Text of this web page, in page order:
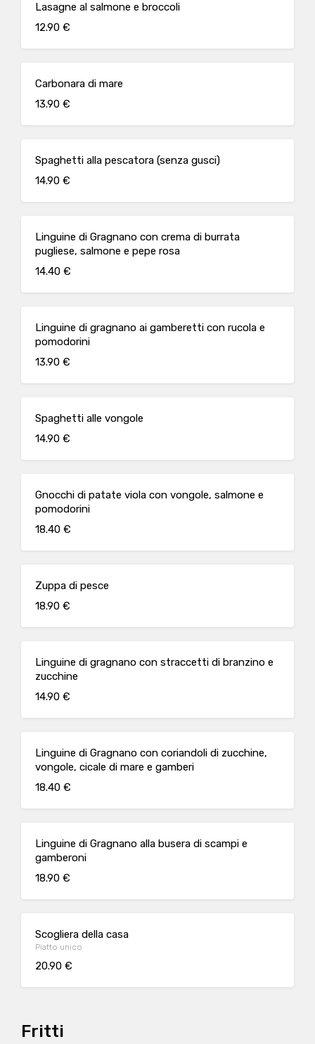
Lasagne al salmone e broccoli
12.90 €
Carbonara di mare
13.90 €
Spaghetti alla pescatora (senza gusci)
14.90 €
Linguine di Gragnano con crema di burrata
pugliese, salmone e pepe rosa
14.40 €
Linguine di gragnano ai gamberetti con rucola e
pomodorini
13.90 €
Spaghetti alle vongole
14.90 €
Gnocchi di patate viola con vongole, salmone e
pomodorini
18.40 €
Zuppa di pesce
18.90 €
Linguine di gragnano con straccetti di branzino e
zucchine
14.90 €
Linguine di Gragnano con coriandoli di zucchine,
vongole, cicale di mare e gamberi
18.40 €
Linguine di Gragnano alla busera di scampi e
gamberoni
18.90 €
Scogliera della casa
Piatto unico
20.90 €
Fritti